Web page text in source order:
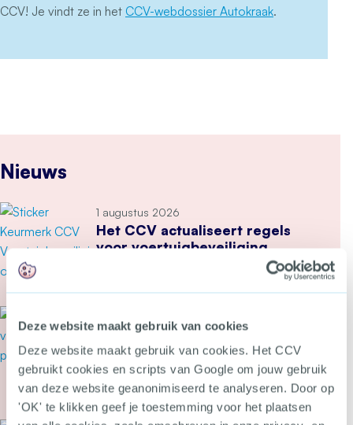
Deze website maakt gebruik van cookies
Deze website maakt gebruik van cookies. Het CCV
gebruikt cookies en scripts van Google om jouw gebruik
van deze website geanonimiseerd te analyseren. Door op
'OK' te klikken geef je toestemming voor het plaatsen
CCV! Je vindt ze in het CCV-webdossier Autokraak.
Nieuws
1 augustus 2026
Het CCV actualiseert regels
voor voertuigbeveiliging
Meer over Het CCV actualiseert regels voor
Secondant: geweld op Pride
dwingt tot een ongemakkelijke
vraag
Meer over Secondant: geweld op Pride dwingt